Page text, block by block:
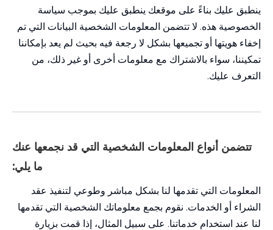
ينطبق عليك بناءً على موقعك ينطبق عليك بموجب سياسة
الخصوصية هذه. لا تتضمن المعلومات الشخصية البيانات التي تم
إخفاء هويتها أو تجميعها بشكل لا رجعة فيه بحيث لم يعد بإمكاننا
تمكيننا، سواء بالاشتراك مع معلومات أخرى أو غير ذلك، من
التعرف عليك.
تتضمن أنواع المعلومات الشخصية التي قد نجمعها عنك
ما يلي:
المعلومات التي تقدمها لنا بشكل مباشر وطوعي لتنفيذ عقد
الشراء أو الخدمات. نقوم بجمع معلوماتك الشخصية التي تقدمها
لنا عند استخدام خدماتنا. على سبيل المثال، إذا قمت بزيارة